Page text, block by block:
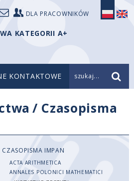
DLA PRACOWNIKÓW
KATEGORII A+
KONTAKTOWE szukaj...
/ Czasopisma
CZASOPISMA IMPAN
ACTA ARITHMETICA
ANNALES POLONICI MATHEMATICI